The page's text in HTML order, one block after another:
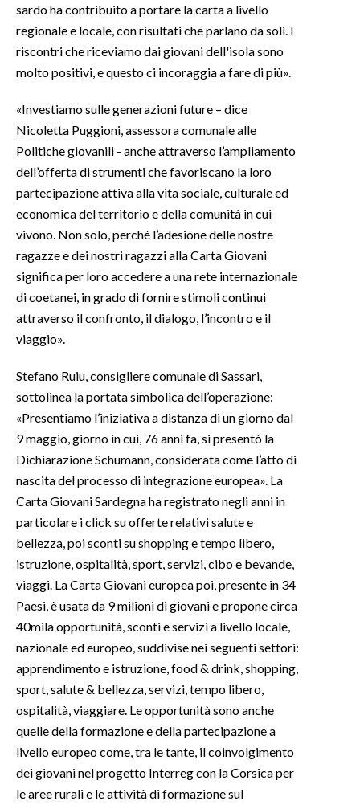
sardo ha contribuito a portare la carta a livello
regionale e locale, con risultati che parlano da soli. I
riscontri che riceviamo dai giovani dell'isola sono
molto positivi, e questo ci incoraggia a fare di più».
«Investiamo sulle generazioni future – dice
Nicoletta Puggioni, assessora comunale alle
Politiche giovanili - anche attraverso l’ampliamento
dell’offerta di strumenti che favoriscano la loro
partecipazione attiva alla vita sociale, culturale ed
economica del territorio e della comunità in cui
vivono. Non solo, perché l’adesione delle nostre
ragazze e dei nostri ragazzi alla Carta Giovani
significa per loro accedere a una rete internazionale
di coetanei, in grado di fornire stimoli continui
attraverso il confronto, il dialogo, l’incontro e il
viaggio».
Stefano Ruiu, consigliere comunale di Sassari,
sottolinea la portata simbolica dell’operazione:
«Presentiamo l’iniziativa a distanza di un giorno dal
9 maggio, giorno in cui, 76 anni fa, si presentò la
Dichiarazione Schumann, considerata come l’atto di
nascita del processo di integrazione europea». La
Carta Giovani Sardegna ha registrato negli anni in
particolare i click su offerte relativi salute e
bellezza, poi sconti su shopping e tempo libero,
istruzione, ospitalità, sport, servizi, cibo e bevande,
viaggi. La Carta Giovani europea poi, presente in 34
Paesi, è usata da 9 milioni di giovani e propone circa
40mila opportunità, sconti e servizi a livello locale,
nazionale ed europeo, suddivise nei seguenti settori:
apprendimento e istruzione, food & drink, shopping,
sport, salute & bellezza, servizi, tempo libero,
ospitalità, viaggiare. Le opportunità sono anche
quelle della formazione e della partecipazione a
livello europeo come, tra le tante, il coinvolgimento
dei giovani nel progetto Interreg con la Corsica per
le aree rurali e le attività di formazione sul